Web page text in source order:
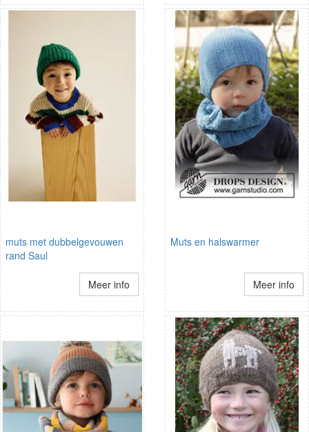
muts met dubbelgevouwen
rand Saul
Meer info
Muts en halswarmer
Meer info